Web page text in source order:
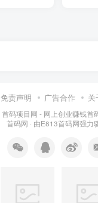
免责声明 广告合作 关
首码项目网 - 网上创业赚钱首
首码网 · 由E813首码网强力